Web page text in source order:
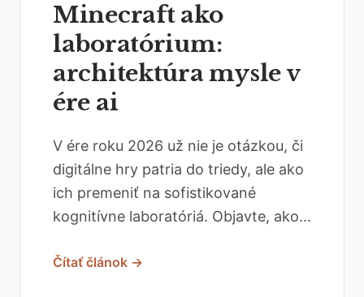
Minecraft ako
laboratórium:
architektúra mysle v
ére ai
V ére roku 2026 už nie je otázkou, či
digitálne hry patria do triedy, ale ako
ich premeniť na sofistikované
kognitívne laboratóriá. Objavte, ako...
Čítať článok →